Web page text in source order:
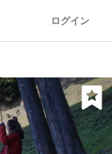
ログイン